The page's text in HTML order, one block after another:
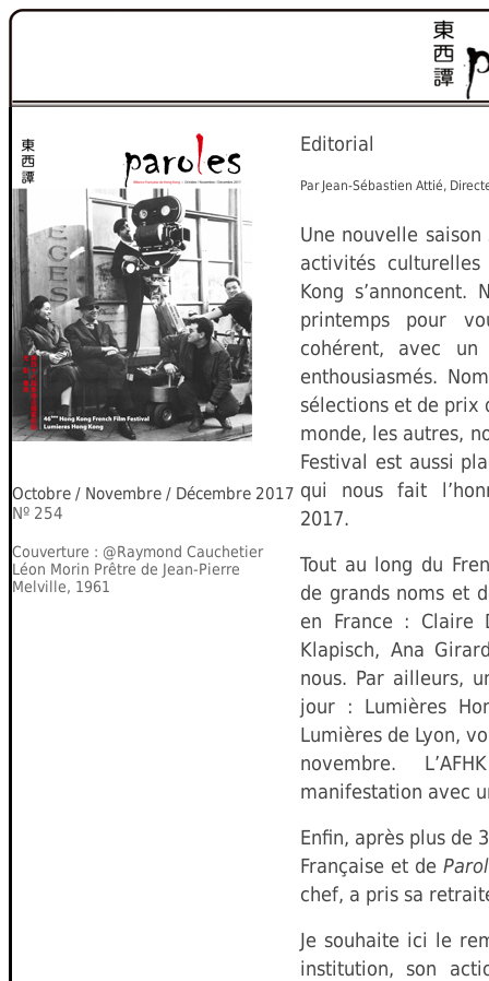
Octobre / Novembre / Décembre 2017
Nº 254
Couverture : @Raymond Cauchetier
Léon Morin Prêtre de Jean-Pierre
Melville, 1961
Editorial
Par Jean-Sébastien Attié,
Une nouvelle saison
activités culturelles
Kong
printemps pour
cohérent, avec
enthousiasmés.
sélections et de prix
monde, les autres,
Festival est aussi
qui nous fait
2017.
Tout au long du
de grands noms et
en France : Claire
Klapisch, Ana
nous. Par ailleurs,
jour : Lumières
Lumières de Lyon,
novembre.
manifestation avec
Enfin, après plus de
Française et de
chef, a pris sa
Je souhaite ici le
institution, son